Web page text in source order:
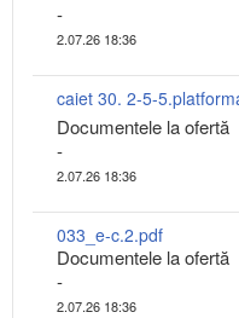
-
2.07.26 18:36
Documentele la ofertă
-
2.07.26 18:36
033_e-c.2.pdf
Documentele la ofertă
-
2.07.26 18:36